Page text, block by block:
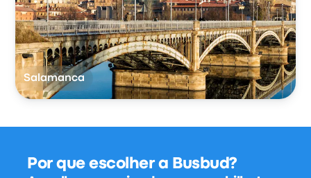
Salamanca
Por que escolher a Busbud?